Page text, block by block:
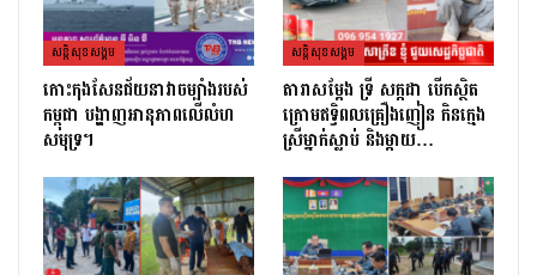
សន្តិសុខសង្គម
កោះកុងសែនជ័យនាវាចម្បាំងរបស់
កម្ពុជា បង្ហាញអានុភាពលើលំហ
សមុទ្រ។
សន្តិសុខសង្គម
តារាសម្ដែង ទ្រី សក្កដា បើកស្ថិត
ក្រោមឥទ្ធិពលគ្រឿងញៀន កិនក្មេង
ស្រីម្នាក់ស្លាប់ និងម្ដាយ…